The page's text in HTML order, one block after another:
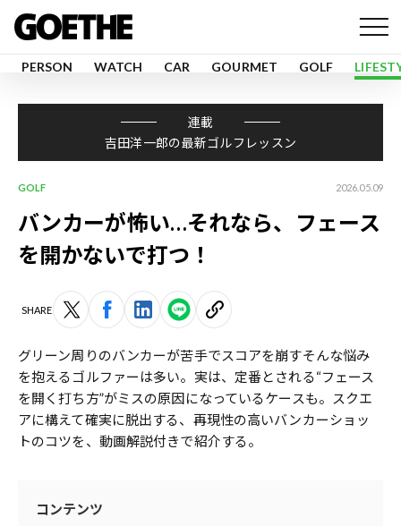
PERSON WATCH CAR GOURMET GOLF
連載
吉田洋一郎の最新ゴルフレッスン
GOLF 2026.05.09
バンカーが怖い…それなら、フェース
を開かないで打つ！
SHARE
グリーン周りのバンカーが苦手でスコアを崩す――そんな悩み
を抱えるゴルファーは多い。実は、定番とされる“フェース
を開く打ち方”がミスの原因になっているケースも。スクエ
アに構えて確実に脱出する、再現性の高いバンカーショッ
トのコツを、動画解説付きで紹介する。
コンテンツ